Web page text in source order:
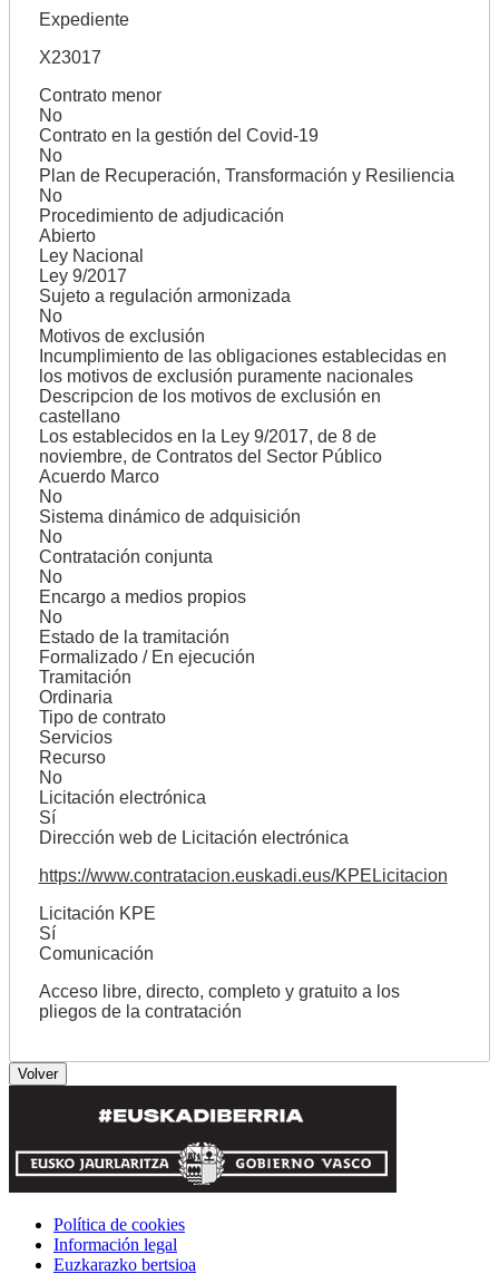
Expediente
X23017
Contrato menor
No
Contrato en la gestión del Covid-19
No
Plan de Recuperación, Transformación y Resiliencia
No
Procedimiento de adjudicación
Abierto
Ley Nacional
Ley 9/2017
Sujeto a regulación armonizada
No
Motivos de exclusión
Incumplimiento de las obligaciones establecidas en
los motivos de exclusión puramente nacionales
Descripcion de los motivos de exclusión en
castellano
Los establecidos en la Ley 9/2017, de 8 de
noviembre, de Contratos del Sector Público
Acuerdo Marco
No
Sistema dinámico de adquisición
No
Contratación conjunta
No
Encargo a medios propios
No
Estado de la tramitación
Formalizado / En ejecución
Tramitación
Ordinaria
Tipo de contrato
Servicios
Recurso
No
Licitación electrónica
Sí
Dirección web de Licitación electrónica
https://www.contratacion.euskadi.eus/KPELicitacion
Licitación KPE
Sí
Comunicación
Acceso libre, directo, completo y gratuito a los
pliegos de la contratación
Política de cookies
Información legal
Euzkarazko bertsioa